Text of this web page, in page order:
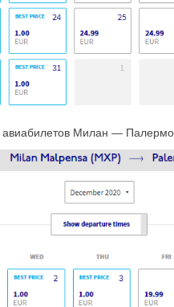
авиабилетов Милан — Палермо